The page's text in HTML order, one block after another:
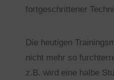
fortgeschrittener
Die heutigen
nicht mehr so
z.B. wird eine halbe